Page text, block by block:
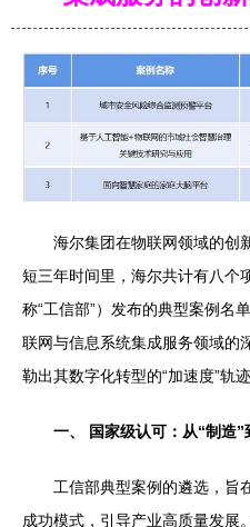
海尔集团在物联网领域的创
短三年时间里，海尔共计有八个
称“工信部”）发布的典型案例名
联网与信息系统集成服务领域的
勒出其数字化转型的“加速度”轨迹
一、 国家级认可：从“制造
工信部典型案例的遴选，旨
成功模式，引导产业高质量发展